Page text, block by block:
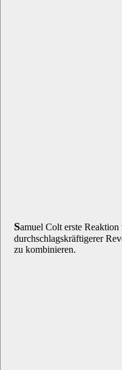
Samuel Colt erste
durchschlagskräftigerer
zu kombinieren.